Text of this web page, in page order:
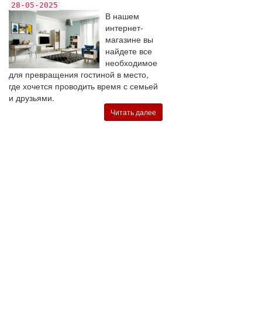
28-05-2025
В нашем
интернет-
магазине вы
найдете все
необходимое
для превращения гостиной в место,
где хочется проводить время с семьей
и друзьями.
Читать далее